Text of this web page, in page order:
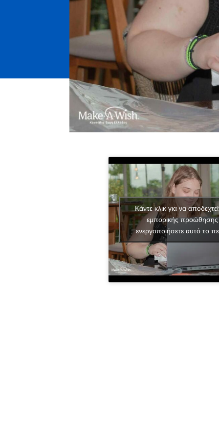
Κάντε κλικ για να
εμπορικής προώθησης
ενεργοποιήσετε αυτό το